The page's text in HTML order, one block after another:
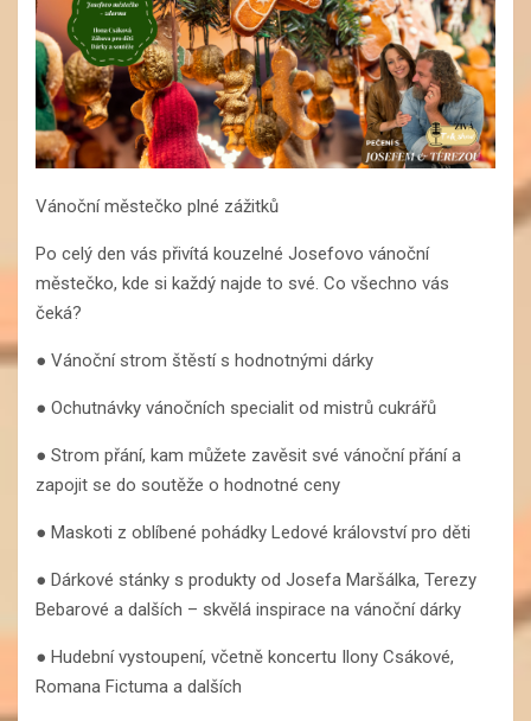
Vánoční městečko plné zážitků
Po celý den vás přivítá kouzelné Josefovo vánoční
městečko, kde si každý najde to své. Co všechno vás
čeká?
● Vánoční strom štěstí s hodnotnými dárky
● Ochutnávky vánočních specialit od mistrů cukrářů
● Strom přání, kam můžete zavěsit své vánoční přání a
zapojit se do soutěže o hodnotné ceny
● Maskoti z oblíbené pohádky Ledové království pro děti
● Dárkové stánky s produkty od Josefa Maršálka, Terezy
Bebarové a dalších – skvělá inspirace na vánoční dárky
● Hudební vystoupení, včetně koncertu Ilony Csákové,
Romana Fictuma a dalších